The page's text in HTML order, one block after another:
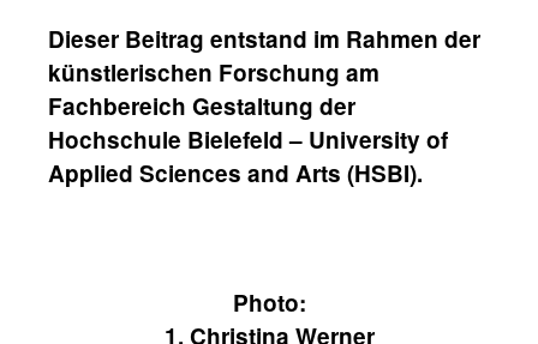
Dieser Beitrag entstand im Rahmen der
künstlerischen Forschung am
Fachbereich Gestaltung der
Hochschule Bielefeld – University of
Applied Sciences and Arts (HSBI).
Photo:
1. Christina Werner